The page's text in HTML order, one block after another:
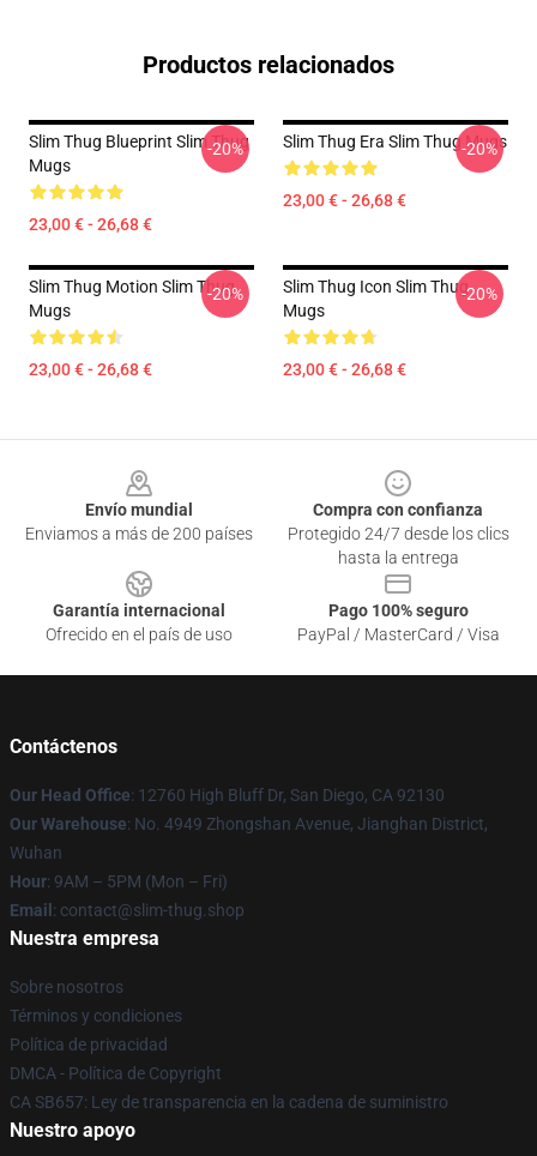
Productos relacionados
Slim Thug Blueprint Slim Thug
Mugs
23,00 € - 26,68 €
-20% Slim Thug Era Slim Thug Mugs
23,00 € - 26,68 €
-20%
Slim Thug Motion Slim Thug
Mugs
23,00 € - 26,68 €
-20%
Slim Thug Icon Slim Thug
Mugs
23,00 € - 26,68 €
-20%
Envío mundial
Enviamos a más de 200 países
Compra con confianza
Protegido 24/7 desde los clics
hasta la entrega
Garantía internacional
Ofrecido en el país de uso
Pago 100% seguro
PayPal / MasterCard / Visa
Contáctenos
Our Head Office: 12760 High Bluff Dr, San Diego, CA 92130
Our Warehouse: No. 4949 Zhongshan Avenue, Jianghan District,
Wuhan
Hour: 9AM – 5PM (Mon – Fri)
Email : contact@slim-thug.shop
Nuestra empresa
Sobre nosotros
Términos y condiciones
Política de privacidad
DMCA - Política de Copyright
CA SB657: Ley de transparencia en la cadena de suministro
Nuestro apoyo